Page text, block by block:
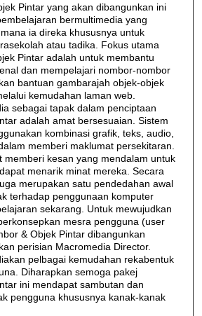
Pintar yang akan dibangunkan ini
bermultimedia yang
ia direka khususnya untuk
atau tadika. Fokus utama
Pintar adalah untuk membantu
dan mempelajari nombor-nombor
bantuan gambarajah objek-objek
kemudahan laman web.
sebagai tapak dalam penciptaan
adalah amat bersesuaian. Sistem
kombinasi grafik, teks, audio,
memberi maklumat persekitaran.
memberi kesan yang mendalam untuk
menarik minat mereka. Secara
merupakan satu pendedahan awal
terhadap penggunaan komputer
sekarang. Untuk mewujudkan
mesra pengguna (user
& Objek Pintar dibangunkan
perisian Macromedia Director.
pelbagai kemudahan rekabentuk
Diharapkan semoga pakej
ini mendapat sambutan dan
pengguna khususnya kanak-kanak